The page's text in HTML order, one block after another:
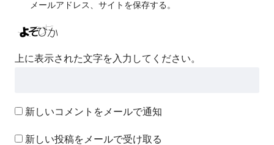
メールアドレス、サイトを保存する。
上に表示された文字を入力してください。
新しいコメントをメールで通知
新しい投稿をメールで受け取る